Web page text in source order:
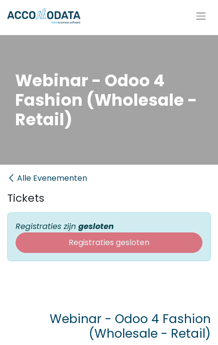
Overslaan naar inhoud
Webinar - Odoo 4
Fashion (Wholesale -
Retail)
Alle Evenementen
Tickets
Registraties zijn gesloten
Registraties gesloten
Webinar - Odoo 4 Fashion
(Wholesale - Retail)